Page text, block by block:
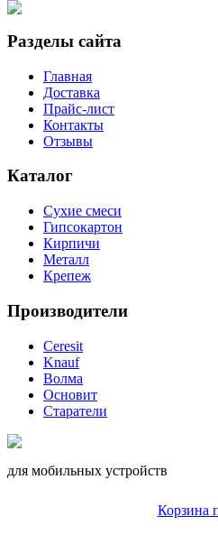
Разделы сайта
Главная
Доставка
Прайс-лист
Контакты
Отзывы
Каталог
Сухие смеси
Гипсокартон
Кирпичи
Металл
Крепеж
Производители
Ceresit
Knauf
Волма
Основит
Старатели
для мобильных устройств
Корзина